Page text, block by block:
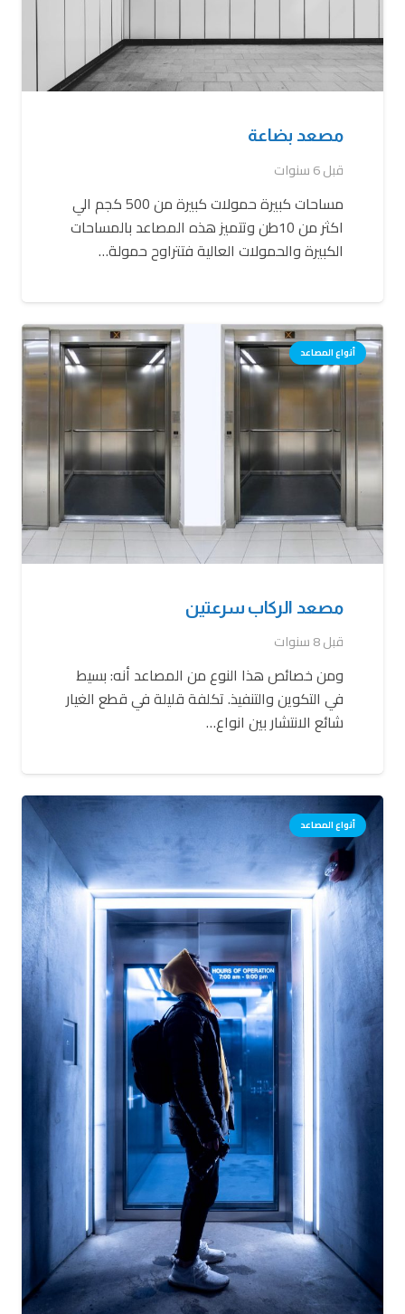
مصعد بضاعة
قبل 6 سنوات
مساحات كبيرة حمولات كبيرة من 500 كجم الي
اكثر من 10طن وتتميز هذه المصاعد بالمساحات
الكبيرة والحمولات العالية فتتراوح حمولة…
أنواع المصاعد
مصعد الركاب سرعتين
قبل 8 سنوات
ومن خصائص هذا النوع من المصاعد أنه: بسيط
في التكوين والتنفيذ. تكلفة قليلة في قطع الغيار
شائع الانتشار بين انواع…
أنواع المصاعد